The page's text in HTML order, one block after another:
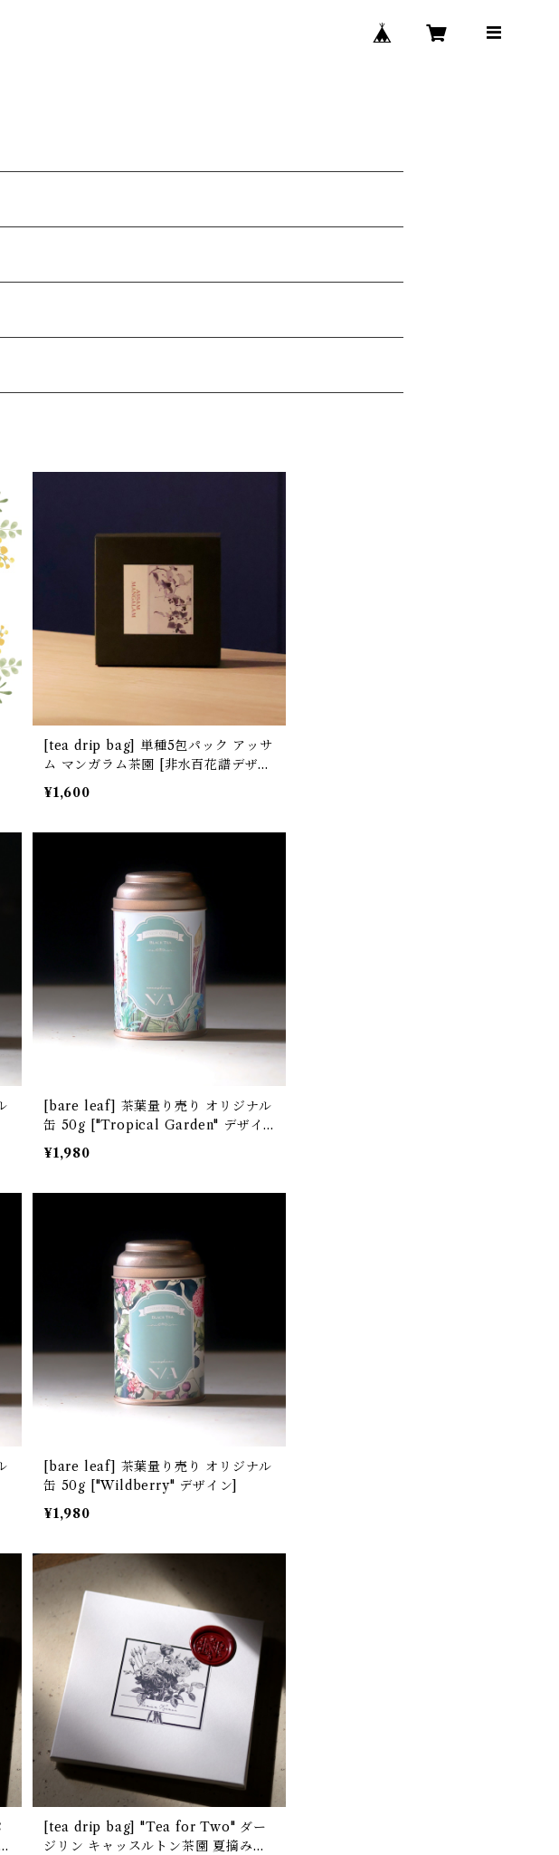
[tea drip bag] 単種5包パック アッサ
ム マンガラム茶園 [非水百花譜デザイ
ン]
¥1,600
[bare leaf] 茶葉量り売り オリジナル
缶 50g ["Tropical Garden" デザイ
ン]
¥1,980
[bare leaf] 茶葉量り売り オリジナル
缶 50g ["Wildberry" デザイン]
¥1,980
[tea drip bag] "Tea for Two" ダー
ジリン キャッスルトン茶園 夏摘み